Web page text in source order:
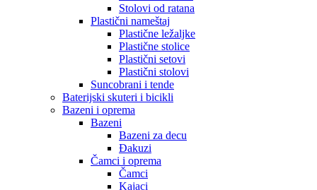
Stolovi od ratana
Plastični nameštaj
Plastične ležaljke
Plastične stolice
Plastični setovi
Plastični stolovi
Suncobrani i tende
Baterijski skuteri i bicikli
Bazeni i oprema
Bazeni
Bazeni za decu
Đakuzi
Čamci i oprema
Čamci
Kajaci